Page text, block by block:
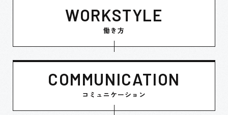
WORKSTYLE
働き方
COMMUNICATION
コミュニケーション